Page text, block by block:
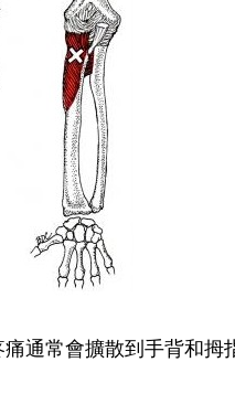
通常會擴散到手背和拇